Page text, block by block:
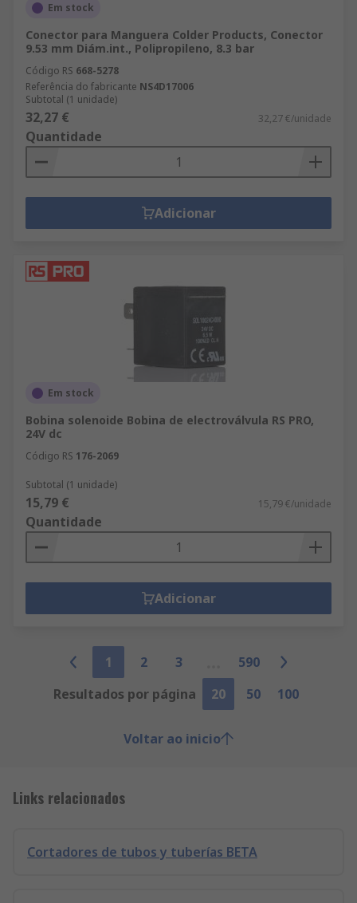
Em stock
Conector para Manguera Colder Products, Conector
9.53 mm Diám.int., Polipropileno, 8.3 bar
Código RS 668-5278
Referência do fabricante NS4D17006
Subtotal (1 unidade)
32,27 € 32,27 €/unidade
Quantidade
Adicionar
Em stock
Bobina solenoide Bobina de electroválvula RS PRO,
24V dc
Código RS 176-2069
Subtotal (1 unidade)
15,79 € 15,79 €/unidade
Quantidade
Adicionar
1 2 3
590
Resultados por página
20 50 100
Voltar ao inicio
Links relacionados
Cortadores de tubos y tuberías BETA